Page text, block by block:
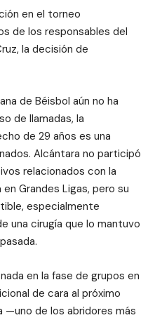
en el torneo
de los responsables del
la decisión de
de Béisbol aún no ha
de llamadas, la
de 29 años es una
Alcántara no participó
relacionados con la
Grandes Ligas, pero su
especialmente
una cirugía que lo mantuvo
en la fase de grupos en
de cara al próximo
—uno de los abridores más